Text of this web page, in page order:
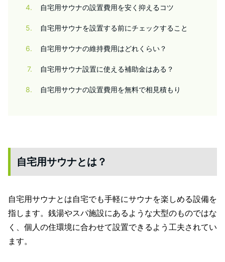
4 自宅用サウナの設置費用を安く抑えるコツ
5 自宅用サウナを設置する前にチェックすること
6 自宅用サウナの維持費用はどれくらい？
7 自宅用サウナ設置に使える補助金はある？
8 自宅用サウナの設置費用を無料で相見積もり
自宅用サウナとは？
自宅用サウナとは自宅でも手軽にサウナを楽しめる設備を
指します。銭湯やスパ施設にあるような大型のものではな
く、個人の住環境に合わせて設置できるよう工夫されてい
ます。